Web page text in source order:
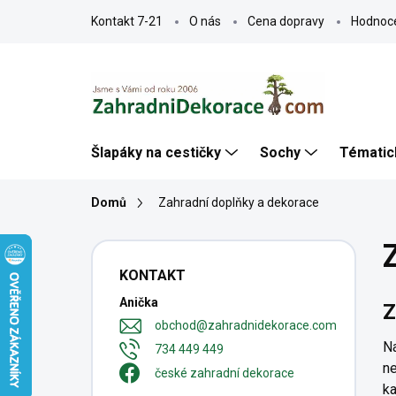
Kontakt 7-21 O nás Cena dopravy
Šlapáky na cestičky Sochy
Domů Zahradní doplňky a dekorace
P
KONTAKT
Anička
obchod@zahradnidekorace.com
734 449 449
české zahradní dekorace